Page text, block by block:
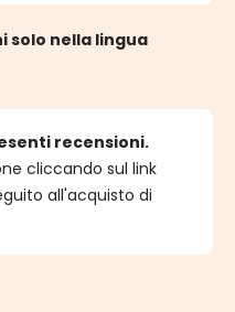
solo nella lingua
recensioni.
cliccando sul link
all'acquisto di